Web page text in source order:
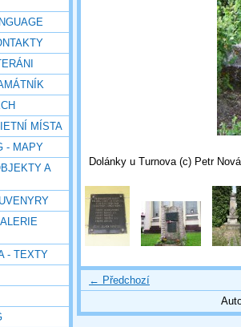
MÍSTA
- MAPY
A
- TEXTY
Dolánky u Turnova (c) Petr
← Předchozí